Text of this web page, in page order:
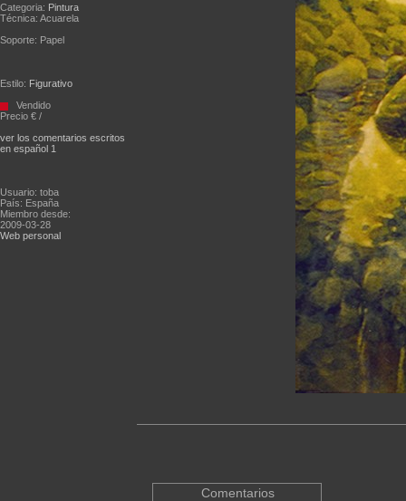
Categoria: Pintura
Técnica: Acuarela
Soporte: Papel
Estilo: Figurativo
Vendido
Precio € /
ver los comentarios escritos
en español 1
Usuario: toba
País: España
Miembro desde:
2009-03-28
Web personal
Comentarios